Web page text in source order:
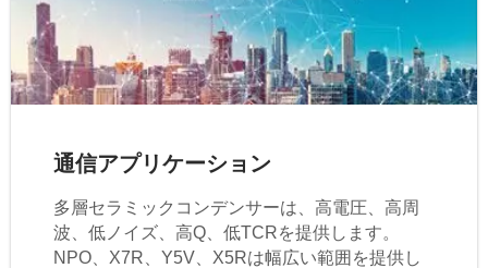
通信アプリケーション
多層セラミックコンデンサーは、高電圧、高周
波、低ノイズ、高Q、低TCRを提供します。
NPO、X7R、Y5V、X5Rは幅広い範囲を提供し